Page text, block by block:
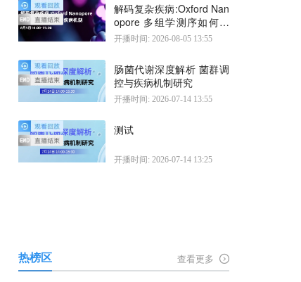
解码复杂疾病:Oxford Nan
opore 多组学测序如何揭
示疾病机制
开播时间: 2026-08-05 13:55
肠菌代谢深度解析 菌群调
控与疾病机制研究
开播时间: 2026-07-14 13:55
测试
开播时间: 2026-07-14 13:25
热榜区 查看更多